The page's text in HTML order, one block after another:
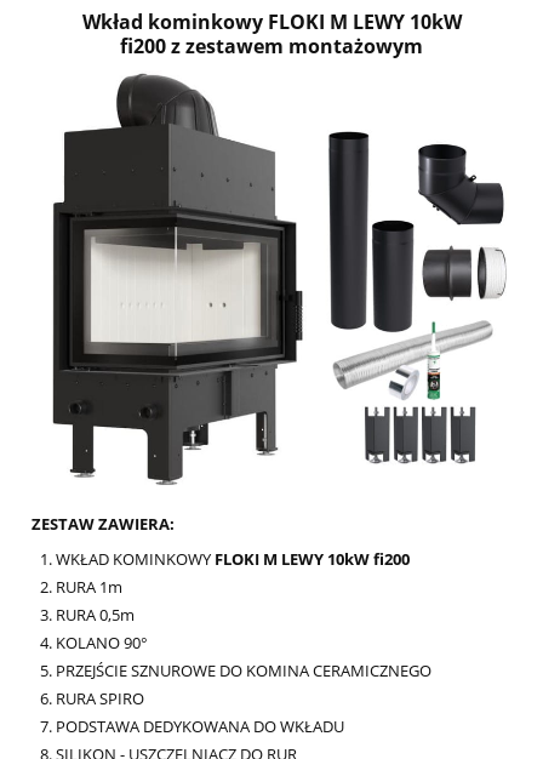
Wkład kominkowy FLOKI M LEWY 10kW
fi200z zestawem montażowym
ZESTAW ZAWIERA:
WKŁAD KOMINKOWY FLOKI M LEWY 10kW fi200
RURA 1m
RURA 0,5m
KOLANO 90°
PRZEJŚCIE SZNUROWE DO KOMINA CERAMICZNEGO
RURA SPIRO
PODSTAWA DEDYKOWANA DO WKŁADU
SILIKON - USZCZELNIACZ DO RUR